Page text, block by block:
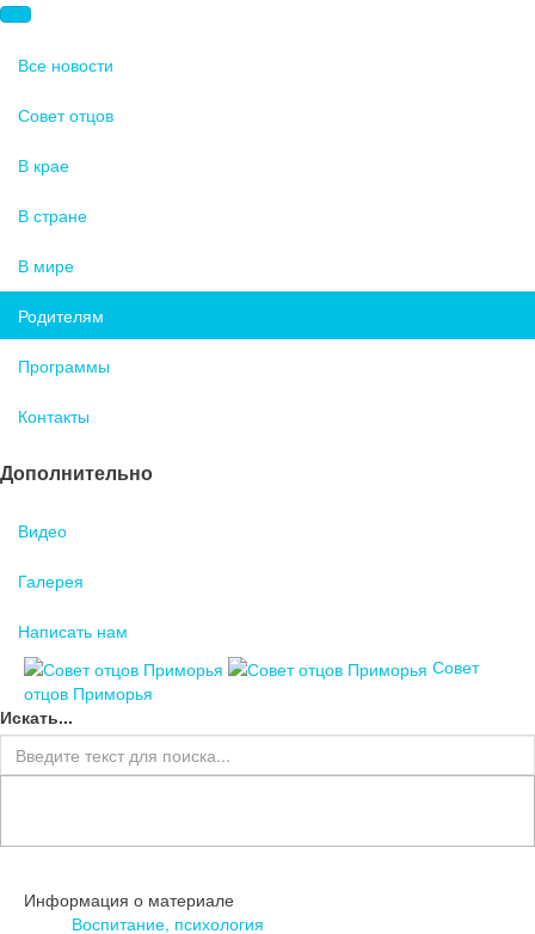
Все новости
Совет отцов
В крае
В стране
В мире
Родителям
Программы
Контакты
Дополнительно
Видео
Галерея
Написать нам
Совет
отцов Приморья
Искать...
Информация о материале
Воспитание, психология